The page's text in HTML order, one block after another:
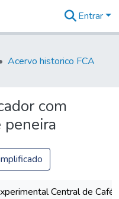
Entrar
Acervo historico FCA
com
Central de Café